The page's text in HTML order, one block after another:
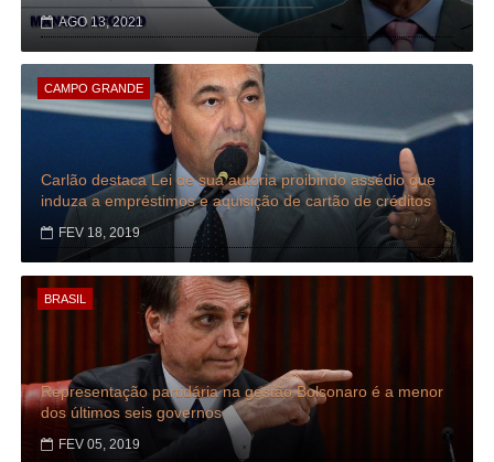
AGO 13, 2021
CAMPO GRANDE
Carlão destaca Lei de sua autoria proibindo assédio que
induza a empréstimos e aquisição de cartão de créditos
FEV 18, 2019
BRASIL
Representação partidária na gestão Bolsonaro é a menor
dos últimos seis governos
FEV 05, 2019